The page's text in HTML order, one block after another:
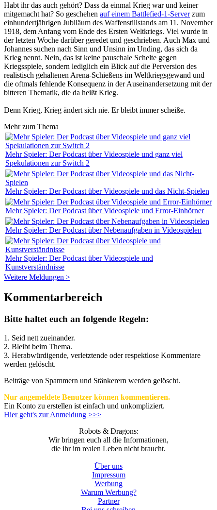
Habt ihr das auch gehört? Dass da einmal Krieg war und keiner
mitgemacht hat? So geschehen auf einem Battlefied-1-Serverzum
einhundertjährigen Jubiläum des Waffenstillstands am 11. November
1918, dem Anfang vom Ende des Ersten Weltkriegs. Viel wurde in
der letzten Woche darüber geredet und geschrieben. Auch Max und
Johannes suchen nach Sinn und Unsinn im Unding, das sich da
Krieg nennt. Nein, das ist keine pauschale Schelte gegen
Kriegsspiele, sondern lediglich ein Blick auf die Perversion des
realistisch gehaltenen Arena-Schießens im Weltkriegsgewand und
die oftmals fehlende Konsequenz in der Auseinandersetzung mit der
bitteren Thematik, die da heißt Krieg.
Denn Krieg, Krieg ändert sich nie. Er bleibt immer scheiße.
Mehr zum Thema
Mehr Spieler: Der Podcast über Videospiele und ganz viel
Spekulationen zur Switch 2
Mehr Spieler: Der Podcast über Videospiele und das Nicht-Spielen
Mehr Spieler: Der Podcast über Videospiele und Error-Einhörner
Mehr Spieler: Der Podcast über Nebenaufgaben in Videospielen
Mehr Spieler: Der Podcast über Videospiele und
Kunstverständnisse
Weitere Meldungen >
Kommentarbereich
Bitte haltet euch an folgende Regeln:
1. Seid nett zueinander.
2. Bleibt beim Thema.
3. Herabwürdigende, verletztende oder respektlose Kommentare
werden gelöscht.
Beiträge von Spammern und Stänkerern werden gelöscht.
Nur angemeldete Benutzer können kommentieren.
Ein Konto zu erstellen ist einfach und unkompliziert.
Hier geht's zur Anmeldung >>>
Robots & Dragons:
Wir bringen euch all die Informationen,
die ihr im realen Leben nicht braucht.
Über uns
Impressum
Werbung
Warum Werbung?
Partner